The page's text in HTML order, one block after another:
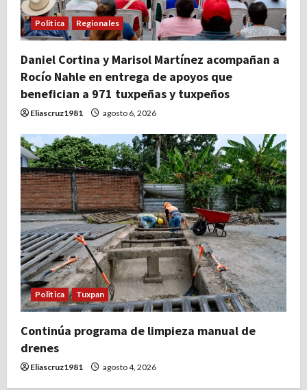
Politica Regionales
Daniel Cortina y Marisol Martínez acompañan a
Rocío Nahle en entrega de apoyos que
benefician a 971 tuxpeñas y tuxpeños
Eliascruz1981 agosto 6, 2026
Politica Tuxpan
Continúa programa de limpieza manual de
drenes
Eliascruz1981 agosto 4, 2026